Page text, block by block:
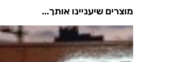
מוצרים שיעניינו אותך...